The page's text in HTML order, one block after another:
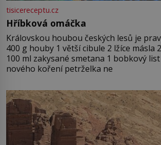
tisicereceptu.cz
Hříbková omáčka
Královskou houbou českých lesů je pravý hřib.
400 g houby 1 větší cibule 2 lžíce másla
100 ml zakysané smetana 1 bobkový
nového koření petrželka ne